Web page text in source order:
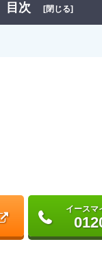
目次 [閉じる]
イースマ